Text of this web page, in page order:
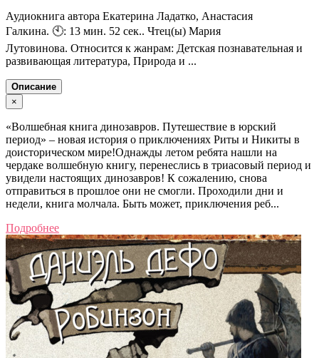
Аудиокнига автора Екатерина Ладатко, Анастасия
Галкина. 🕙: 13 мин. 52 сек.. Чтец(ы) Мария
Лутовинова. Относится к жанрам: Детская познавательная и
развивающая литература, Природа и ...
Описание
×
«Волшебная книга динозавров. Путешествие в юрский
период» – новая история о приключениях Риты и Никиты в
доисторическом мире!Однажды летом ребята нашли на
чердаке волшебную книгу, перенеслись в триасовый период и
увидели настоящих динозавров! К сожалению, снова
отправиться в прошлое они не смогли. Проходили дни и
недели, книга молчала. Быть может, приключения реб...
Подробнее